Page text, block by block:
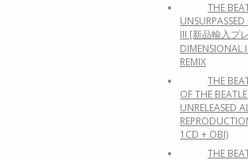
THE
III [新品輸入プ
DIMENSIONAL
REMIX
THE
OF THE
UNRELEASED
1CD + OBI)
THE